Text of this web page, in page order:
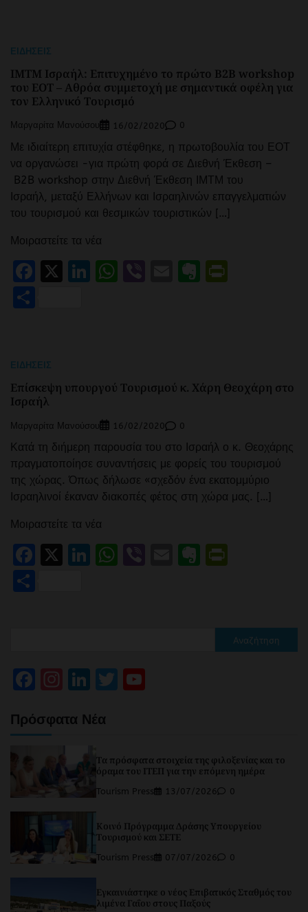
ΕΙΔΉΣΕΙΣ
ΙΜΤΜ Ισραήλ: Επιτυχημένο το πρώτο Β2Β workshop
του ΕΟΤ – Αθρόα συμμετοχή με σημαντικά οφέλη για
τον Ελληνικό Τουρισμό
Μαργαρίτα Μανούσου 16/02/2020 0
Με ιδιαίτερη επιτυχία στέφθηκε, η πρωτοβουλία του ΕΟΤ
να οργανώσει -για πρώτη φορά σε Διεθνή Έκθεση –
B2B workshop στην Διεθνή Έκθεση ΙΜΤΜ του
Ισραήλ, μεταξύ Ελλήνων και Ισραηλινών επαγγελματιών
του τουρισμού και θεσμικών τουριστικών […]
Μοιραστείτε τα νέα
Facebook
X LinkedIn
WhatsApp
ViberEmailEvernote
ΕΙΔΉΣΕΙΣ
Eπίσκεψη υπουργού Τουρισμού κ. Χάρη Θεοχάρη στο
Ισραήλ
Μαργαρίτα Μανούσου 16/02/2020 0
Κατά τη διήμερη παρουσία του στο Ισραήλ ο κ. Θεοχάρης
πραγματοποίησε συναντήσεις με φορείς του τουρισμού
της χώρας. Όπως δήλωσε «σχεδόν ένα εκατομμύριο
Ισραηλινοί έκαναν διακοπές φέτος στη χώρα μας. […]
Μοιραστείτε τα νέα
Facebook
X LinkedIn
WhatsApp
ViberEmailEvernote
Αναζήτηση
Facebook
Instagram
LinkedIn
Twitter
Πρόσφατα Νέα
Τα πρόσφατα στοιχεία της φιλοξενίας και το
όραμα του ΙΤΕΠ για την επόμενη ημέρα
Tourism Press 13/07/2026 0
Κοινό Πρόγραμμα Δράσης Υπουργείου
Τουρισμού και ΣΕΤΕ
Tourism Press 07/07/2026 0
Εγκαινιάστηκε ο νέος Επιβατικός Σταθμός του
λιμένα Γαΐου στους Παξούς